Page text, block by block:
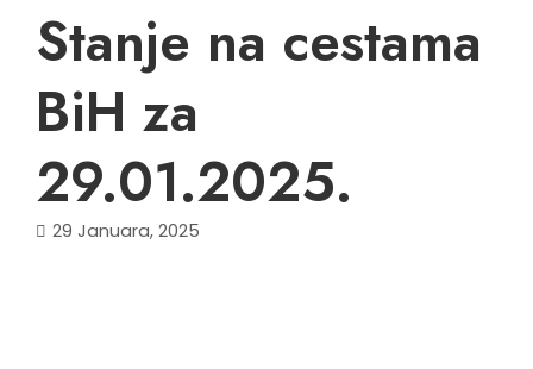
Stanje na cestama
BiH za
29.01.2025.
29 Januara, 2025